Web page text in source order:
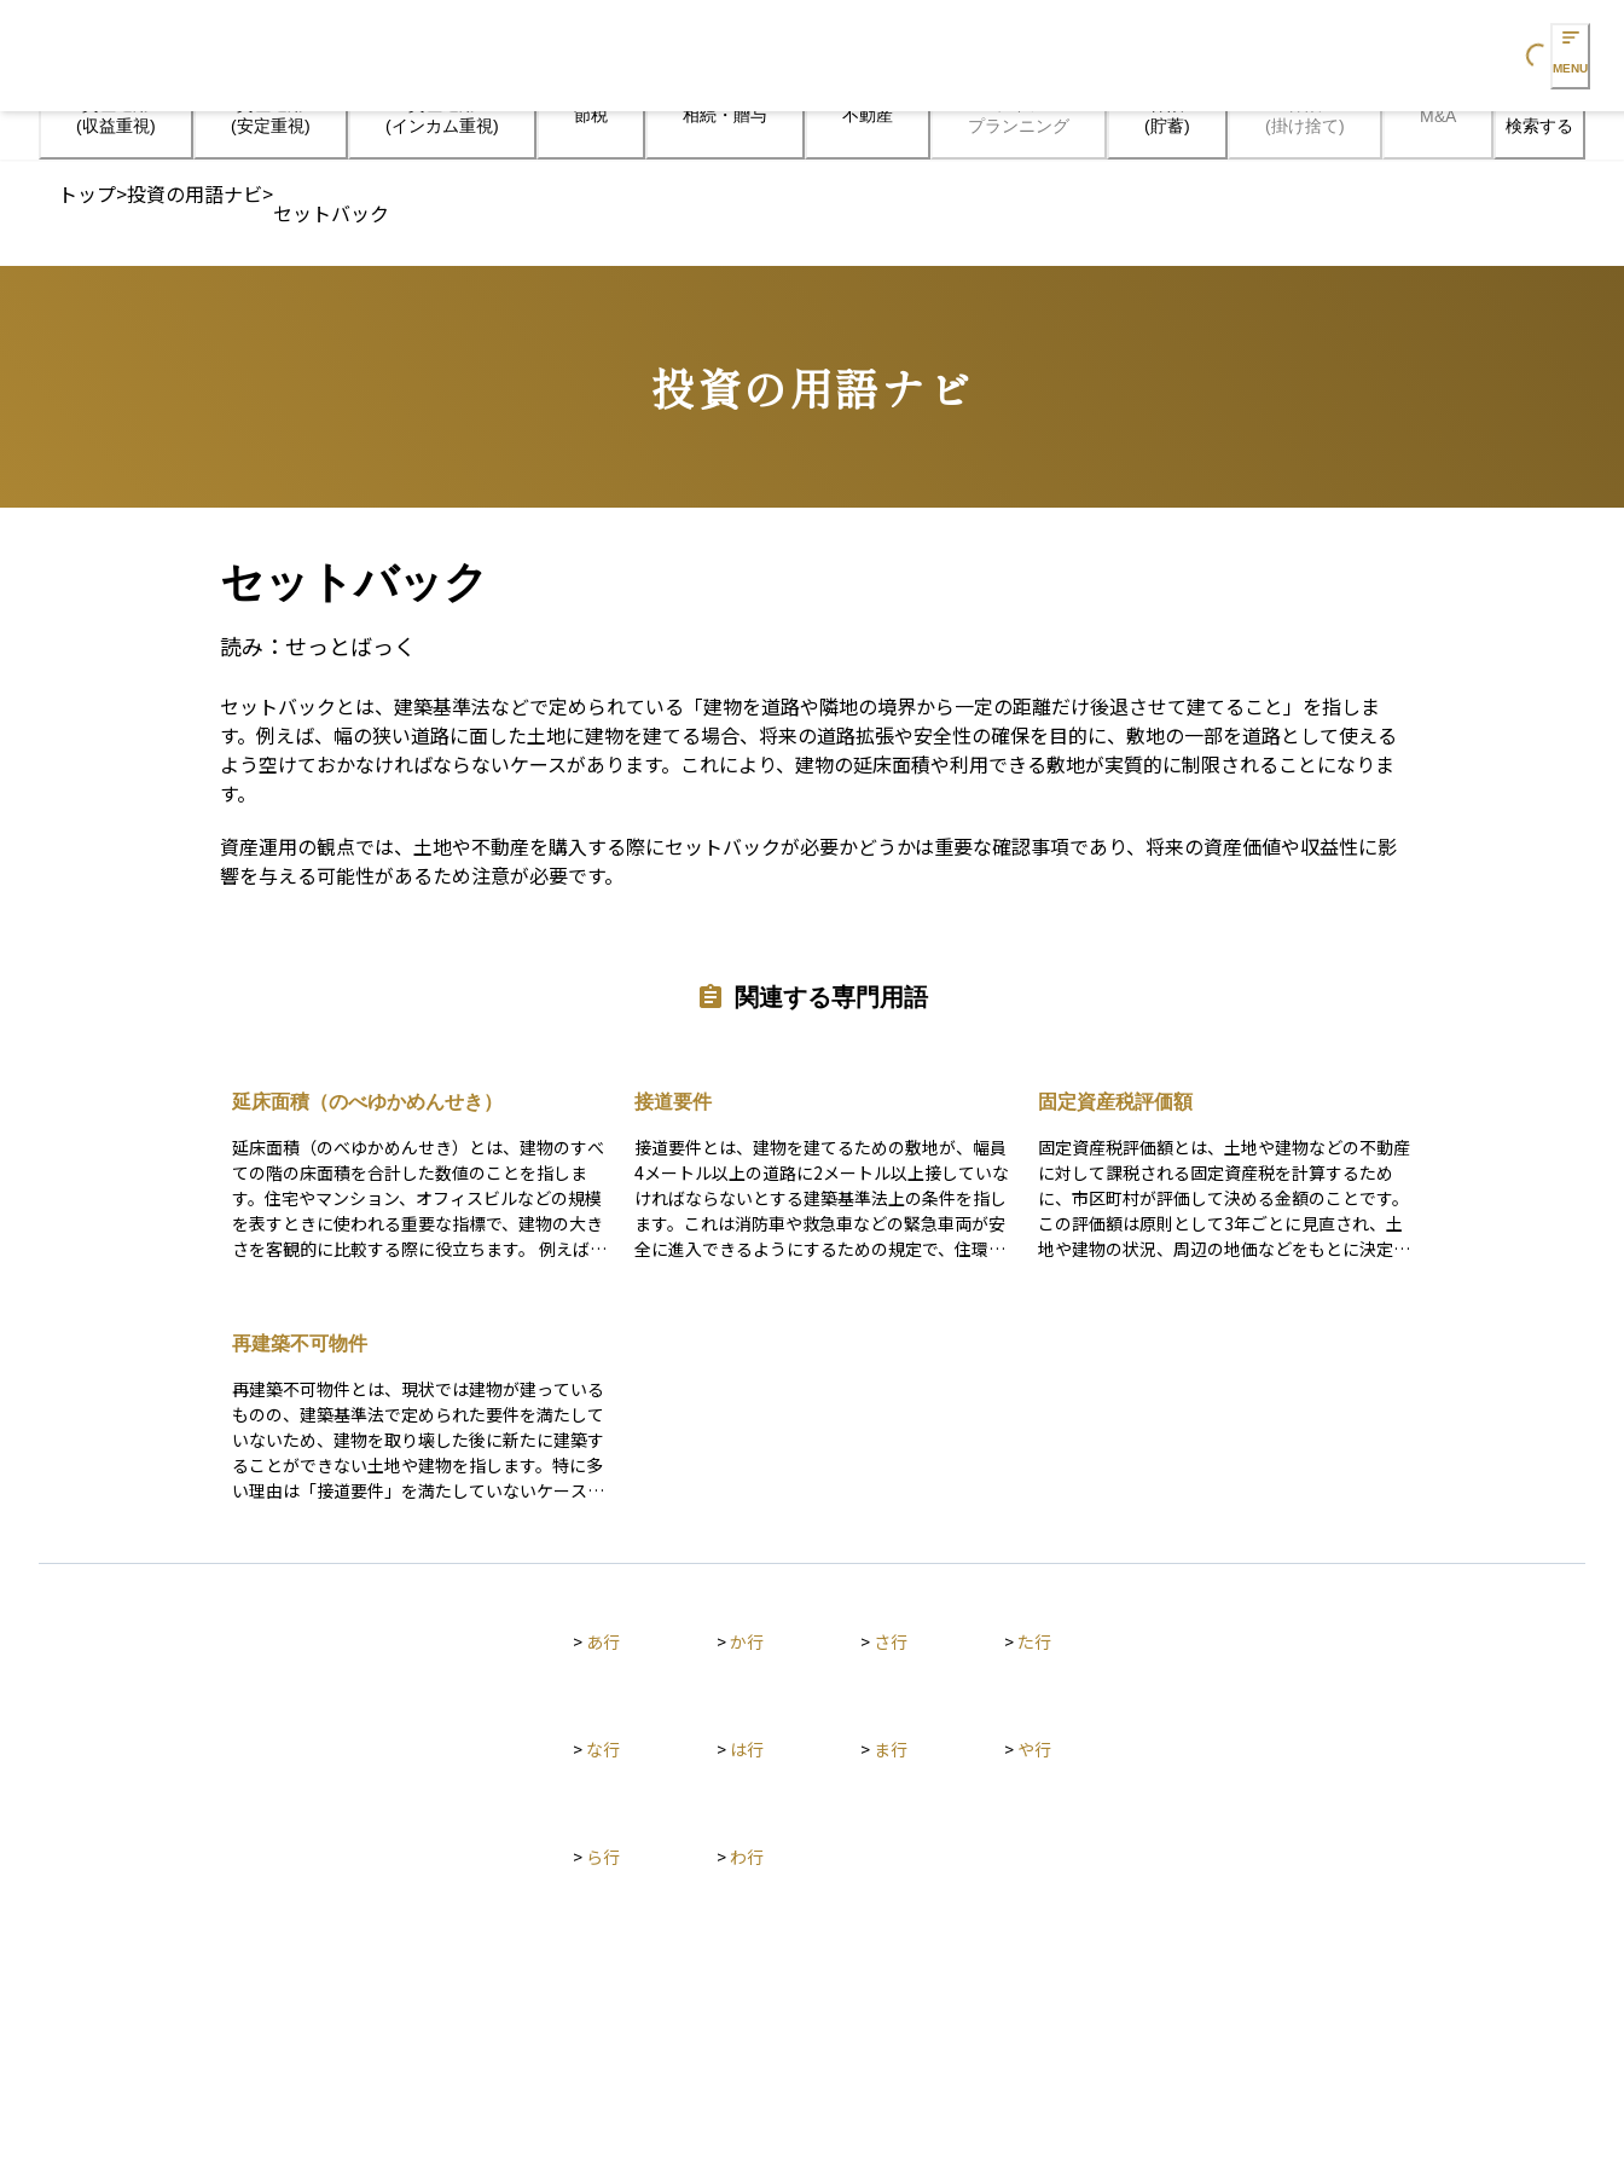
Loading... MENU
(収益重視)
(安定重視)
(インカム重視)
節税 相続・贈与 不動産
プランニング
(貯蓄)
(掛け捨て)
M&A 検索する
トップ>投資の用語ナビ>
セットバック
投資の用語ナビ
Terms
セットバック
読み： せっとばっく
セットバックとは、建築基準法などで定められている「建物を道路や隣地の境界から一定の距離だけ後退させて建てること」を指しま
す。例えば、幅の狭い道路に面した土地に建物を建てる場合、将来の道路拡張や安全性の確保を目的に、敷地の一部を道路として使える
よう空けておかなければならないケースがあります。これにより、建物の延床面積や利用できる敷地が実質的に制限されることになりま
す。
資産運用の観点では、土地や不動産を購入する際にセットバックが必要かどうかは重要な確認事項であり、将来の資産価値や収益性に影
響を与える可能性があるため注意が必要です。
関連する専門用語
延床面積（のべゆかめんせき）
延床面積（のべゆかめんせき）とは、建物のすべ
ての階の床面積を合計した数値のことを指しま
す。住宅やマンション、オフィスビルなどの規模
を表すときに使われる重要な指標で、建物の大き
さを客観的に比較する際に役立ちます。 例えば、
資産価値を判断する基準のひとつとなるため、物
件を評価するときに欠かせない要素です。
接道要件
接道要件とは、建物を建てるための敷地が、幅員
4メートル以上の道路に2メートル以上接していな
ければならないとする建築基準法上の条件を指し
ます。これは消防車や救急車などの緊急車両が安
全に進入できるようにするための規定で、住環境
固定資産税評価額
固定資産税評価額とは、土地や建物などの不動産
に対して課税される固定資産税を計算するため
に、市区町村が評価して決める金額のことです。
この評価額は原則として3年ごとに見直され、土
地や建物の状況、周辺の地価などをもとに決定さ
再建築不可物件
再建築不可物件とは、現状では建物が建っている
ものの、建築基準法で定められた要件を満たして
いないため、建物を取り壊した後に新たに建築す
ることができない土地や建物を指します。特に多
い理由は「接道要件」を満たしていないケース
せん。 このような物件は購入価格が安いというメ
としてはリスクが高いといえます。不動産投資を
> あ行 >か行 > さ行 > た行
> な行 > は行 > ま行 > や行
> ら行 > わ行